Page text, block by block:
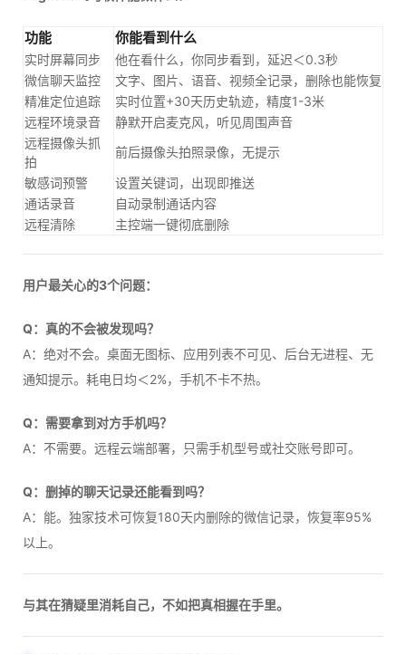
功能 你能看到什么
实时屏幕同步
他在看什么，你同步看到，延迟＜0.3秒
微信聊天监控
文字、图片、语音、视频全记录，删除也能恢复
精准定位追踪
实时位置+30天历史轨迹，精度1-3米
远程环境录音
静默开启麦克风，听见周围声音
远程摄像头抓
拍
前后摄像头拍照录像，无提示
敏感词预警
设置关键词，出现即推送
通话录音
自动录制通话内容
远程清除
主控端一键彻底删除
用户最关心的3个问题：
Q：真的不会被发现吗？
A：绝对不会。桌面无图标、应用列表不可见、后台无进程、无
通知提示。耗电日均＜2%，手机不卡不热。
Q：需要拿到对方手机吗？
A：不需要。远程云端部署，只需手机型号或社交账号即可。
Q：删掉的聊天记录还能看到吗？
A：能。独家技术可恢复180天内删除的微信记录，恢复率95%
以上。
与其在猜疑里消耗自己，不如把真相握在手里。